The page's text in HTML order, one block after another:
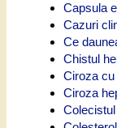
Capsula
Cazuri
Ce
Chistul
Ciroza cu
Ciroza